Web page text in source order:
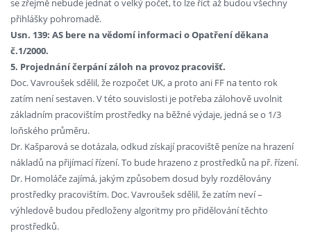
se zřejmě nebude jednat o velký počet, to lze říct až budou všechny
přihlášky pohromadě.
Usn. 139: AS bere na vědomí informaci o Opatření děkana
č.1/2000.
5. Projednání čerpání záloh na provoz pracovišť.
Doc. Vavroušek sdělil, že rozpočet UK, a proto ani FF na tento rok
zatím není sestaven. V této souvislosti je potřeba zálohově uvolnit
základním pracovištím prostředky na běžné výdaje, jedná se o 1/3
loňského průměru.
Dr. Kašparová se dotázala, odkud získají pracoviště peníze na hrazení
nákladů na přijímací řízení. To bude hrazeno z prostředků na př. řízení.
Dr. Homoláče zajímá, jakým způsobem dosud byly rozdělovány
prostředky pracovištím. Doc. Vavroušek sdělil, že zatím neví –
výhledově budou předloženy algoritmy pro přidělování těchto
prostředků.